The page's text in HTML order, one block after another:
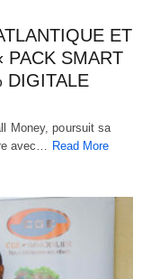
ET
PACK SMART
DIGITALE
Money, poursuit sa
avec… Read More